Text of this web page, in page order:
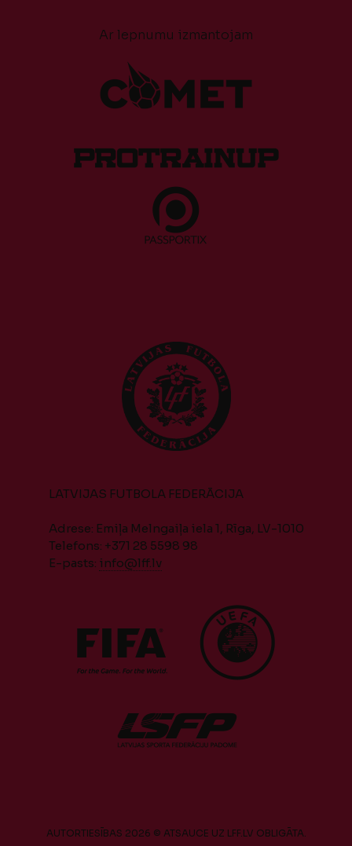
Ar lepnumu izmantojam
LATVIJAS FUTBOLA FEDERĀCIJA
Adrese: Emiļa Melngaiļa iela 1, Rīga, LV-1010
Telefons: +371 28 5598 98
E-pasts: info@lff.lv
AUTORTIESĪBAS 2026 © ATSAUCE UZ LFF.LV OBLIGĀTA.